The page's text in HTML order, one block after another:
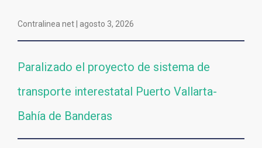
Contralinea net | agosto 3, 2026
Paralizado el proyecto de sistema de
transporte interestatal Puerto Vallarta-
Bahía de Banderas